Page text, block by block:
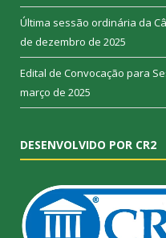
Última sessão ordinária da
de dezembro de 2025
Edital de Convocação para
março de 2025
DESENVOLVIDO POR CR2